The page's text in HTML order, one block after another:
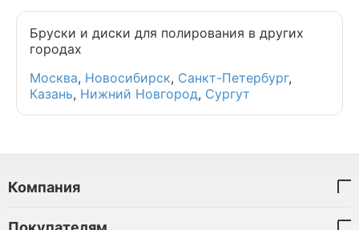
Бруски и диски для полирования в других
городах
Москва, Новосибирск, Санкт-Петербург,
Казань, Нижний Новгород, Сургут
Компания